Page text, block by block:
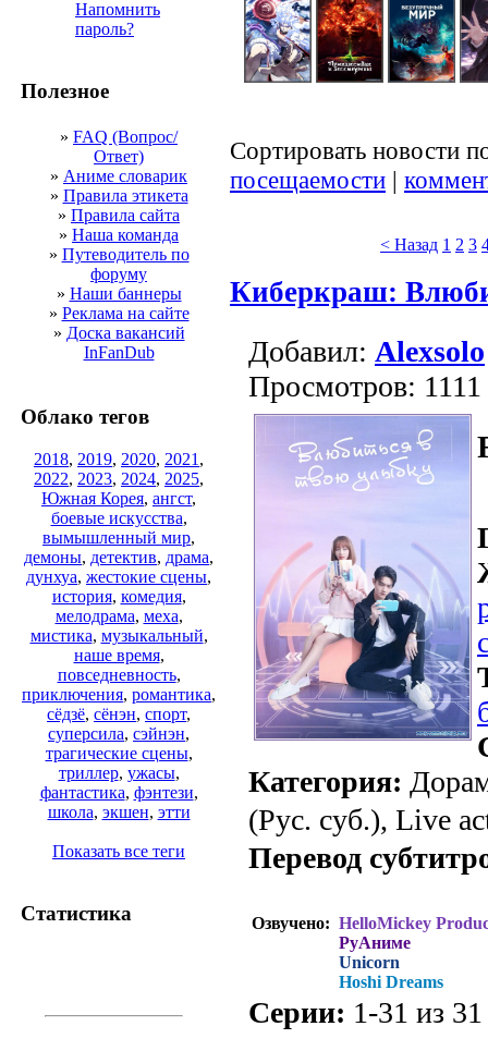
Напомнить
пароль?
Полезное
» FAQ (Вопрос/
Ответ)
» Аниме словарик
» Правила этикета
» Правила сайта
» Наша команда
» Путеводитель по
форуму
» Наши баннеры
» Реклама на сайте
» Доска вакансий
InFanDub
Облако тегов
2018, 2019, 2020, 2021 ,
2022, 2023, 2024, 2025,
Южная Корея, ангст,
боевые искусства,
вымышленный мир,
демоны, детектив, драма,
дунхуа, жестокие сцены,
история, комедия,
мелодрама, меха,
мистика, музыкальный,
наше время,
повседневность,
приключения, романтика,
сёдзё, сёнэн, спорт,
суперсила, сэйнэн,
трагические сцены,
триллер, ужасы,
фантастика, фэнтези,
школа, экшен, этти
Показать все теги
Статистика
Сортировать новости
посещаемости |
< Назад 1 2 3
Киберкраш:
Добавил: Alexsolo
Просмотров: 1111
Категория:
(Рус. суб.), Live
Перевод
Озвучено: HelloMickey
РуАниме
Unicorn
Hoshi Dreams
Серии: 1-31 из